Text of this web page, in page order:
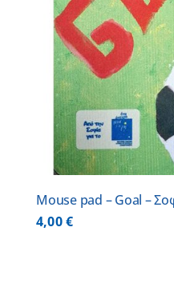
Mouse pad – Goal –
4,00€